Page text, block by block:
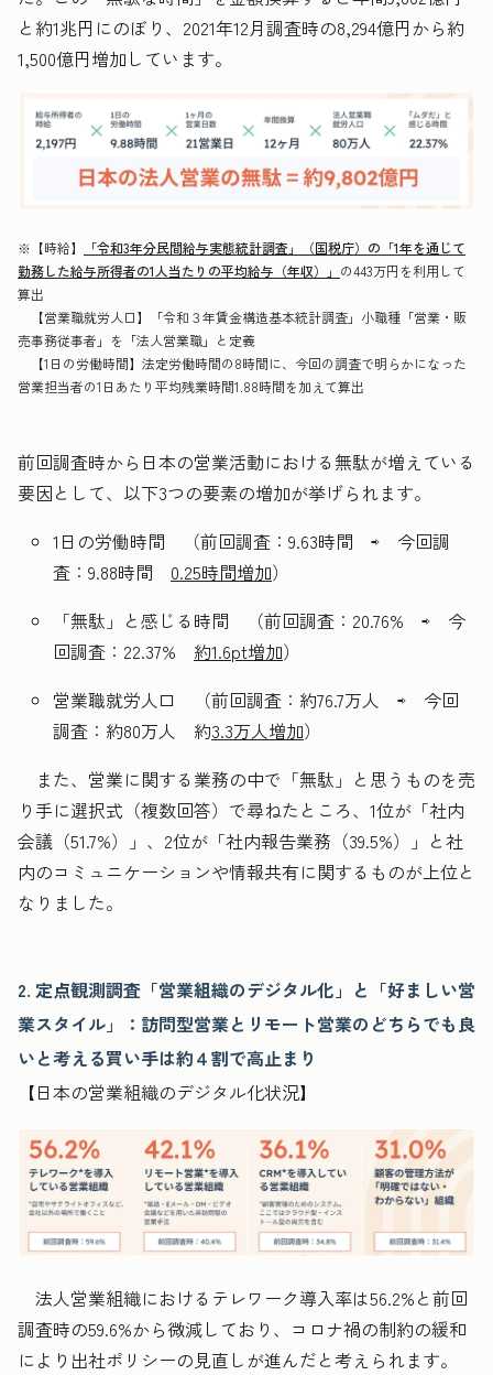
と約1兆円にのぼり、2021年12月調査時の8,294億円から約
1,500億円増加しています。
※【時給】
「令和3年分民間給与実態統計調査」（国税庁）の「1年を通じて
勤務した給与所得者の1人当たりの平均給与（年収）」 の443万円を利用して
算出
【営業職就労人口】「令和３年賃金構造基本統計調査」小職種「営業・販
売事務従事者」を「法人営業職」と定義
【1日の労働時間】法定労働時間の8時間に、今回の調査で明らかになった
営業担当者の1日あたり平均残業時間1.88時間を加えて算出
前回調査時から日本の営業活動における無駄が増えている
要因として、以下3つの要素の増加が挙げられます。
1日の労働時間 （前回調査：9.63時間 ⇨ 今回調
査：9.88時間 0.25時間増加）
「無駄」と感じる時間 （前回調査：20.76% ⇨ 今
回調査：22.37% 約1.6pt増加）
営業職就労人口 （前回調査：約76.7万人 ⇨ 今回
調査：約80万人 約3.3万人増加）
また、営業に関する業務の中で「無駄」と思うものを売
り手に選択式（複数回答）で尋ねたところ、1位が「社内
会議（51.7%）」、2位が「社内報告業務（39.5%）」と社
内のコミュニケーションや情報共有に関するものが上位と
なりました。
2. 定点観測調査「営業組織のデジタル化」と「好ましい営
業スタイル」： 訪問型営業とリモート営業のどちらでも良
いと考える買い手は約４割で高止まり
【日本の営業組織のデジタル化状況】
法人営業組織におけるテレワーク導入率は56.2%と前回
調査時の59.6%から微減しており、コロナ禍の制約の緩和
により出社ポリシーの見直しが進んだと考えられます。